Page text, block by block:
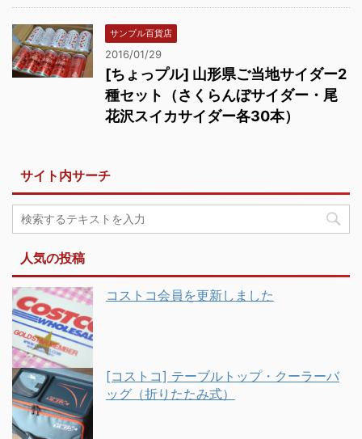
サンプル百貨店
2016/01/29
[ちょっプル] 山形県ご当地サイダー2
種セット（さくらんぼサイダー・尾
花沢スイカサイダー各30本）
サイト内サーチ
人気の投稿
コストコ会員を更新しました
[コストコ] テーブルトップ・クーラーバ
ッグ（折りたたみ式）